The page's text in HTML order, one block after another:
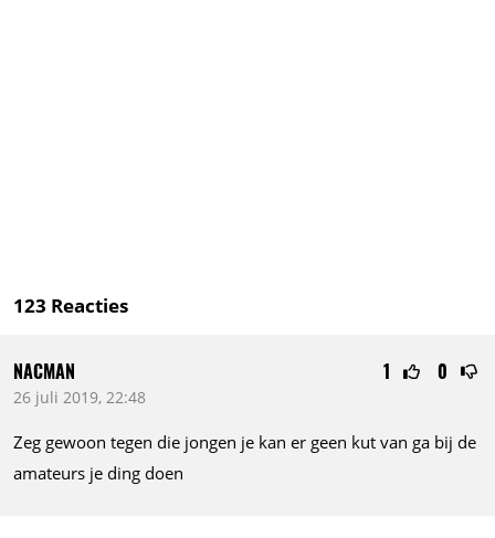
123 Reacties
1 0
NACMAN
26 juli 2019, 22:48
Zeg gewoon tegen die jongen je kan er geen kut van ga bij de
amateurs je ding doen